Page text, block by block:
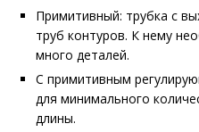
Примитивный: трубка с
труб контуров. К нему
много деталей.
С примитивным
для минимального
длины.